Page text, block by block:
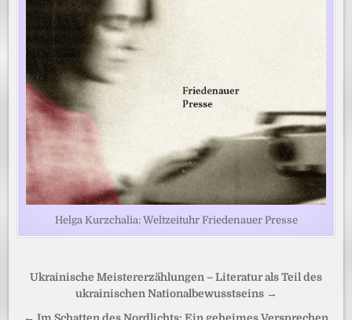
Helga Kurzchalia: Weltzeituhr Friedenauer Presse
Beitragsnavigation
Ukrainische Meistererzählungen – Literatur als Teil des
ukrainischen Nationalbewusstseins →